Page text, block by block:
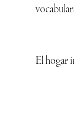
El hogar